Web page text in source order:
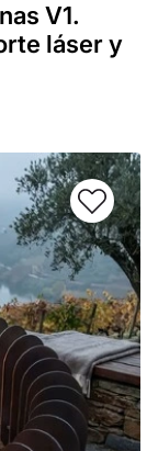
V1.
láser y